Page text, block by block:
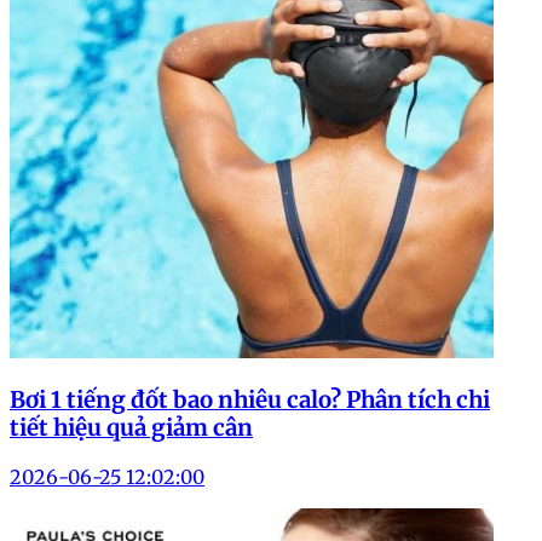
Bơi 1 tiếng đốt bao nhiêu calo? Phân tích chi
tiết hiệu quả giảm cân
2026-06-25 12:02:00